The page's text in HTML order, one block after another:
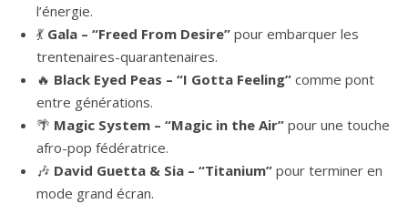
l’énergie.
💃 Gala – “Freed From Desire” pour embarquer les
trentenaires-quarantenaires.
🔥 Black Eyed Peas – “I Gotta Feeling” comme pont
entre générations.
🌴 Magic System – “Magic in the Air” pour une touche
afro-pop fédératrice.
🎶 David Guetta & Sia – “Titanium” pour terminer en
mode grand écran.